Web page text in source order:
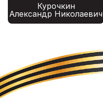
Курочкин
Александр Николаевич